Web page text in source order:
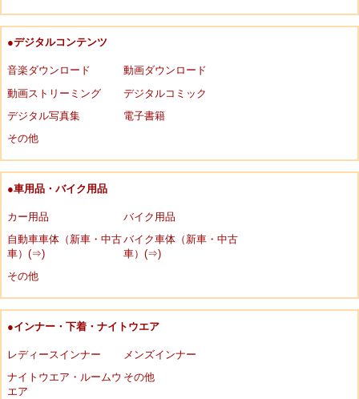
●デジタルコンテンツ
音楽ダウンロード
動画ダウンロード
動画ストリーミング
デジタルコミック
デジタル写真集
電子書籍
その他
●車用品・バイク用品
カー用品
バイク用品
自動車車体（新車・中古
車）(⇒)
バイク車体（新車・中古
車）(⇒)
その他
●インナー・下着・ナイトウエア
レディースインナー
メンズインナー
ナイトウエア・ルームウ
エア
その他